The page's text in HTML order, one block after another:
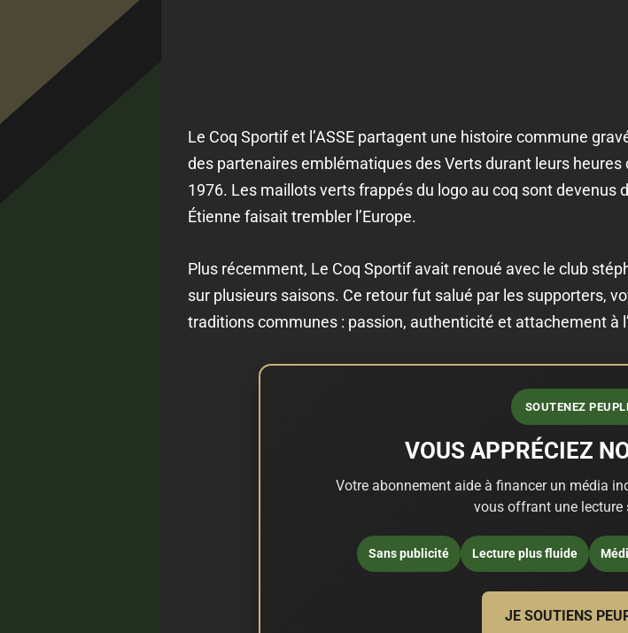
Le Coq Sportif et l’ASSE partagent une histoire commune
des partenaires emblématiques des Verts durant leurs
1976. Les maillots verts frappés du logo au coq sont devenus
Étienne faisait trembler l’Europe.
Plus récemment, Le Coq Sportif avait renoué avec le club
sur plusieurs saisons. Ce retour fut salué par les supporters,
traditions communes : passion, authenticité et attachement à
SOUTENEZ
VOUS APPRÉCIEZ
Votre abonnement aide à financer un média
vous offrant une lecture
Sans publicité Lecture plus fluide
JE SOUTIENS